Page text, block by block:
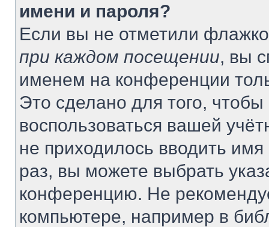
имени и пароля?
Если вы не отметили
при каждом посещении, вы
именем на конференции
Это сделано для того, чтобы
воспользоваться вашей
не приходилось вводить
раз, вы можете выбрать
конференцию. Не
компьютере, например в